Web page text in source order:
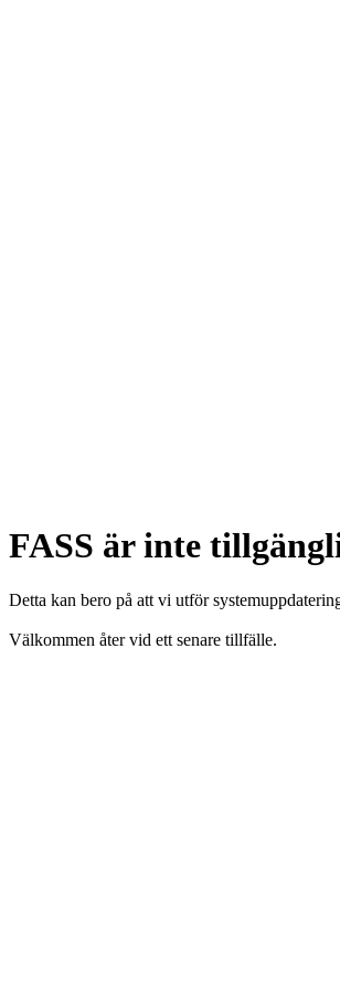
FASS är inte
Detta kan bero på att vi utför
Välkommen åter vid ett senare tillfälle.